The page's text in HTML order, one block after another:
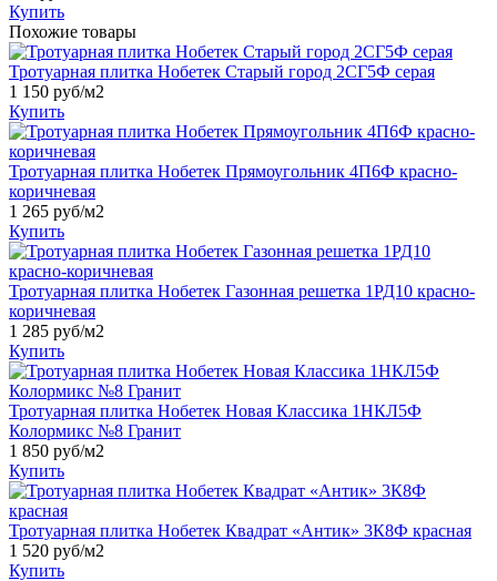
Купить
Похожие товары
Тротуарная плитка Нобетек Старый город 2СГ5Ф серая
1 150 руб/м2
Купить
Тротуарная плитка Нобетек Прямоугольник 4П6Ф красно-
коричневая
1 265 руб/м2
Купить
Тротуарная плитка Нобетек Газонная решетка 1РД10 красно-
коричневая
1 285 руб/м2
Купить
Тротуарная плитка Нобетек Новая Классика 1НКЛ5Ф
Колормикс №8 Гранит
1 850 руб/м2
Купить
Тротуарная плитка Нобетек Квадрат «Антик» 3К8Ф красная
1 520 руб/м2
Купить